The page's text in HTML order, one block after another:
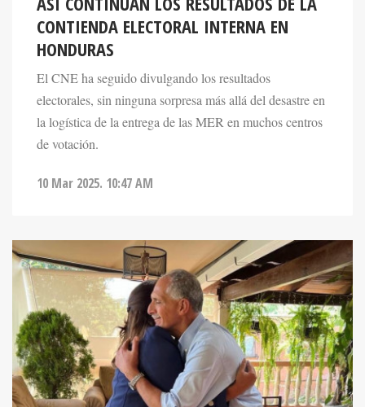
CONTIENDA ELECTORAL INTERNA EN
HONDURAS
El CNE ha seguido divulgando los resultados
electorales, sin ninguna sorpresa más allá del desastre en
la logística de la entrega de las MER en muchos centros
de votación.
10 Mar 2025. 10:47 AM